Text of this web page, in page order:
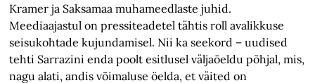
Kramer ja Saksamaa muhameedlaste juhid.
Meediaajastul on pressiteadetel tähtis roll avalikkuse
seisukohtade kujundamisel. Nii ka seekord – uudised
tehti Sarrazini enda poolt esitlusel väljaöeldu põhjal, mis,
nagu alati, andis võimaluse öelda, et väited on